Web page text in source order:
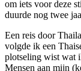
om iets voor deze
duurde nog twee
Een reis door
volgde ik een
plotseling wist wat
Mensen aan mijn